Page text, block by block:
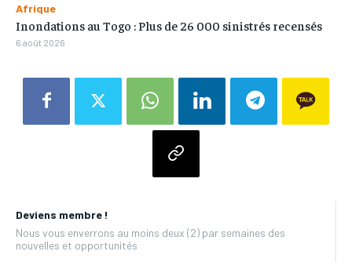
Deviens membre !
Nous vous enverrons au moins deux (2) par semaines des
nouvelles et opportunités
Afrique
Inondations au Togo : Plus de 26 000 sinistrés recensés
6 août 2026